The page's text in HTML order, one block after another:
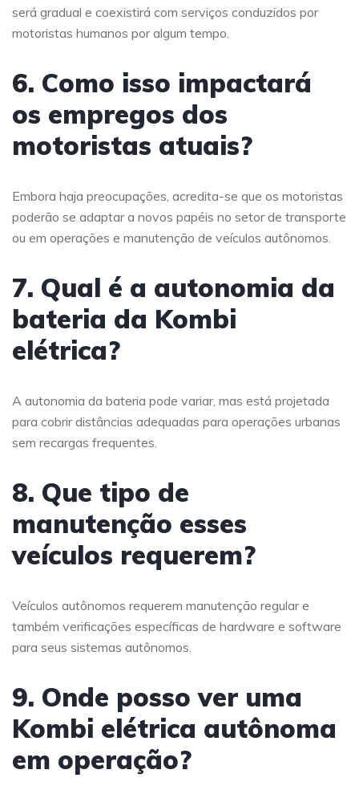
será gradual e coexistirá com serviços conduzidos por
motoristas humanos por algum tempo.
6. Como isso impactará
os empregos dos
motoristas atuais?
Embora haja preocupações, acredita-se que os motoristas
poderão se adaptar a novos papéis no setor de transporte
ou em operações e manutenção de veículos autônomos.
7. Qual é a autonomia da
bateria da Kombi
elétrica?
A autonomia da bateria pode variar, mas está projetada
para cobrir distâncias adequadas para operações urbanas
sem recargas frequentes.
8. Que tipo de
manutenção esses
veículos requerem?
Veículos autônomos requerem manutenção regular e
também verificações específicas de hardware e software
para seus sistemas autônomos.
9. Onde posso ver uma
Kombi elétrica autônoma
em operação?